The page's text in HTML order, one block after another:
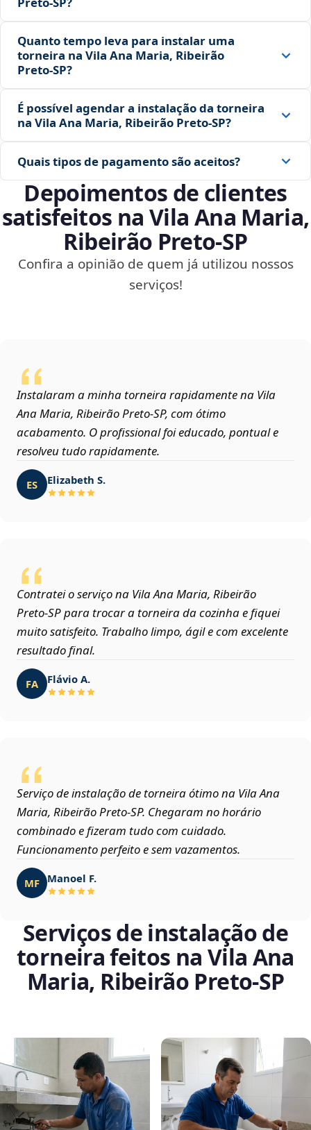
Quanto tempo leva para instalar uma
torneira na Vila Ana Maria, Ribeirão
Preto‑SP?
É possível agendar a instalação da torneira
na Vila Ana Maria, Ribeirão Preto‑SP?
Quais tipos de pagamento são aceitos?
Depoimentos de clientes
satisfeitos na Vila Ana Maria,
Ribeirão Preto‑SP
Confira a opinião de quem já utilizou nossos
serviços!
Instalaram a minha torneira rapidamente na Vila
Ana Maria, Ribeirão Preto‑SP, com ótimo
acabamento. O profissional foi educado, pontual e
resolveu tudo rapidamente.
ES Elizabeth S.
Contratei o serviço na Vila Ana Maria, Ribeirão
Preto‑SP para trocar a torneira da cozinha e fiquei
muito satisfeito. Trabalho limpo, ágil e com excelente
resultado final.
FA Flávio A.
Serviço de instalação de torneira ótimo na Vila Ana
Maria, Ribeirão Preto‑SP. Chegaram no horário
combinado e fizeram tudo com cuidado.
Funcionamento perfeito e sem vazamentos.
MF Manoel F.
Serviços de instalação de
torneira feitos na Vila Ana
Maria, Ribeirão Preto‑SP